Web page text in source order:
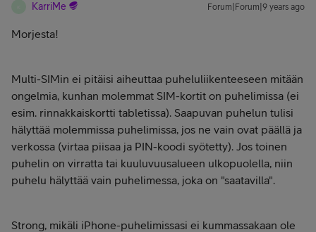
KarriMe Forum|Forum|9 years ago
Morjesta!
Multi-SIMin ei pitäisi aiheuttaa puheluliikenteeseen mitään
ongelmia, kunhan molemmat SIM-kortit on puhelimissa (ei
esim. rinnakkaiskortti tabletissa). Saapuvan puhelun tulisi
hälyttää molemmissa puhelimissa, jos ne vain ovat päällä ja
verkossa (virtaa piisaa ja PIN-koodi syötetty). Jos toinen
puhelin on virratta tai kuuluvuusalueen ulkopuolella, niin
puhelu hälyttää vain puhelimessa, joka on "saatavilla".
Strong, mikäli iPhone-puhelimissasi ei kummassakaan ole